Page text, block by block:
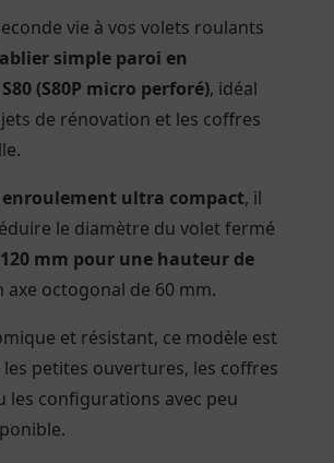
vie à vos volets roulants
simple paroi en
(S80P micro perforé), idéal
de rénovation et les coffres
enroulement ultra compact, il
le diamètre du volet fermé
120 mm pour une hauteur de
axe octogonal de 60 mm.
et résistant, ce modèle est
petites ouvertures, les coffres
les configurations avec peu